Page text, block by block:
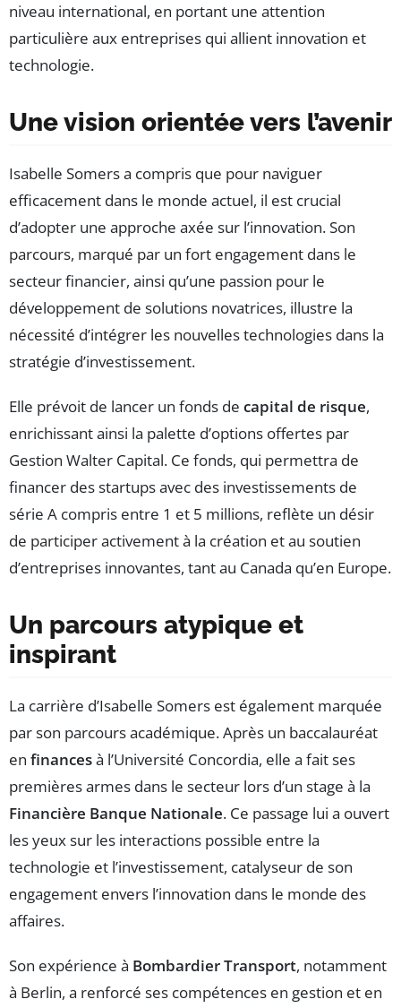
niveau international, en portant une attention
particulière aux entreprises qui allient innovation et
technologie.
Une vision orientée vers l’avenir
Isabelle Somers a compris que pour naviguer
efficacement dans le monde actuel, il est crucial
d’adopter une approche axée sur l’innovation. Son
parcours, marqué par un fort engagement dans le
secteur financier, ainsi qu’une passion pour le
développement de solutions novatrices, illustre la
nécessité d’intégrer les nouvelles technologies dans la
stratégie d’investissement.
Elle prévoit de lancer un fonds de capital de risque,
enrichissant ainsi la palette d’options offertes par
Gestion Walter Capital. Ce fonds, qui permettra de
financer des startups avec des investissements de
série A compris entre 1 et 5 millions, reflète un désir
de participer activement à la création et au soutien
d’entreprises innovantes, tant au Canada qu’en Europe.
Un parcours atypique et
inspirant
La carrière d’Isabelle Somers est également marquée
par son parcours académique. Après un baccalauréat
en financesà l’Université Concordia, elle a fait ses
premières armes dans le secteur lors d’un stage à la
Financière Banque Nationale. Ce passage lui a ouvert
les yeux sur les interactions possible entre la
technologie et l’investissement, catalyseur de son
engagement envers l’innovation dans le monde des
affaires.
Son expérience à Bombardier Transport, notamment
à Berlin, a renforcé ses compétences en gestion et en